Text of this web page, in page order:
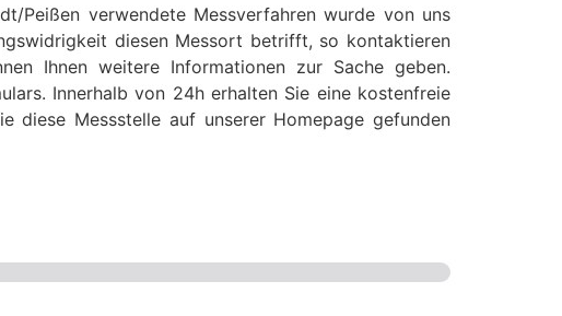
Peißen verwendete Messverfahren wurde von uns
diesen Messort betrifft, so kontaktieren
Ihnen weitere Informationen zur Sache geben.
Innerhalb von 24h erhalten Sie eine kostenfreie
diese Messstelle auf unserer Homepage gefunden